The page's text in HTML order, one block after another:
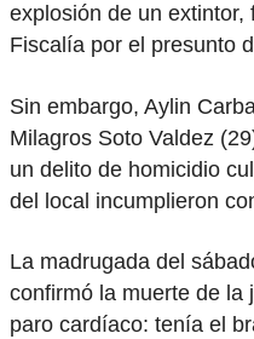
explosión de un
Fiscalía por el presunto
Sin embargo, Aylin
Milagros Soto Valdez
un delito de homicidio
del local incumplieron
La madrugada del
confirmó la muerte de la
paro cardíaco: tenía el